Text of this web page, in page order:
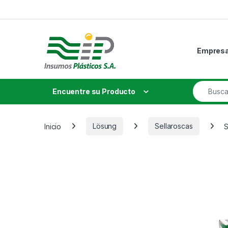
Encuentre su Producto
Search
Inicio Lösung Sellaroscas